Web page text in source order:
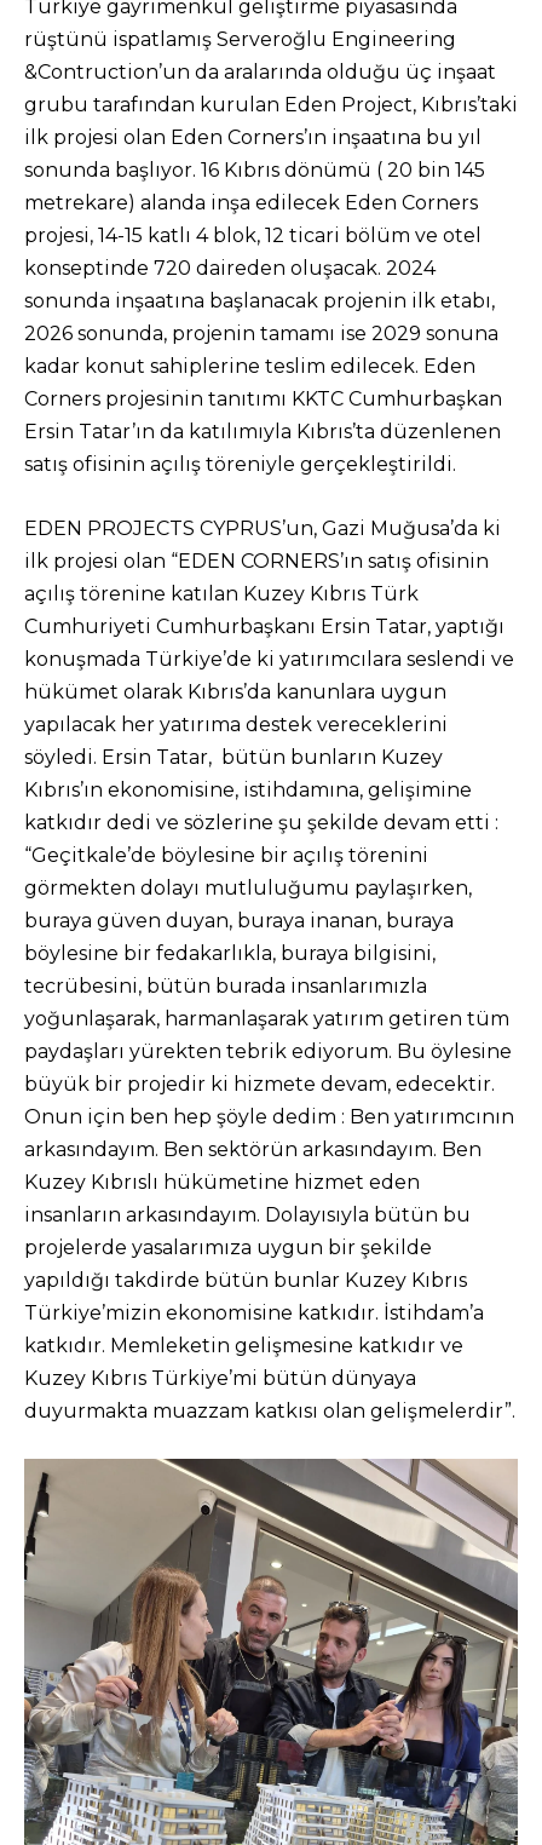
Türkiye gayrimenkul geliştirme piyasasında
rüştünü ispatlamış Serveroğlu Engineering
&Contruction’un da aralarında olduğu üç inşaat
grubu tarafından kurulan Eden Project, Kıbrıs’taki
ilk projesi olan Eden Corners’ın inşaatına bu yıl
sonunda başlıyor. 16 Kıbrıs dönümü ( 20 bin 145
metrekare) alanda inşa edilecek Eden Corners
projesi, 14-15 katlı 4 blok, 12 ticari bölüm ve otel
konseptinde 720 daireden oluşacak. 2024
sonunda inşaatına başlanacak projenin ilk etabı,
2026 sonunda, projenin tamamı ise 2029 sonuna
kadar konut sahiplerine teslim edilecek. Eden
Corners projesinin tanıtımı KKTC Cumhurbaşkan
Ersin Tatar’ın da katılımıyla Kıbrıs’ta düzenlenen
satış ofisinin açılış töreniyle gerçekleştirildi.
EDEN PROJECTS CYPRUS’un, Gazi Muğusa’da ki
ilk projesi olan “EDEN CORNERS’ın satış ofisinin
açılış törenine katılan Kuzey Kıbrıs Türk
Cumhuriyeti Cumhurbaşkanı Ersin Tatar, yaptığı
konuşmada Türkiye’de ki yatırımcılara seslendi ve
hükümet olarak Kıbrıs’da kanunlara uygun
yapılacak her yatırıma destek vereceklerini
söyledi. Ersin Tatar, bütün bunların Kuzey
Kıbrıs’ın ekonomisine, istihdamına, gelişimine
katkıdır dedi ve sözlerine şu şekilde devam etti :
“Geçitkale’de böylesine bir açılış törenini
görmekten dolayı mutluluğumu paylaşırken,
buraya güven duyan, buraya inanan, buraya
böylesine bir fedakarlıkla, buraya bilgisini,
tecrübesini, bütün burada insanlarımızla
yoğunlaşarak, harmanlaşarak yatırım getiren tüm
paydaşları yürekten tebrik ediyorum. Bu öylesine
büyük bir projedir ki hizmete devam, edecektir.
Onun için ben hep şöyle dedim : Ben yatırımcının
arkasındayım. Ben sektörün arkasındayım. Ben
Kuzey Kıbrıslı hükümetine hizmet eden
insanların arkasındayım. Dolayısıyla bütün bu
projelerde yasalarımıza uygun bir şekilde
yapıldığı takdirde bütün bunlar Kuzey Kıbrıs
Türkiye’mizin ekonomisine katkıdır. İstihdam’a
katkıdır. Memleketin gelişmesine katkıdır ve
Kuzey Kıbrıs Türkiye’mi bütün dünyaya
duyurmakta muazzam katkısı olan gelişmelerdir”.